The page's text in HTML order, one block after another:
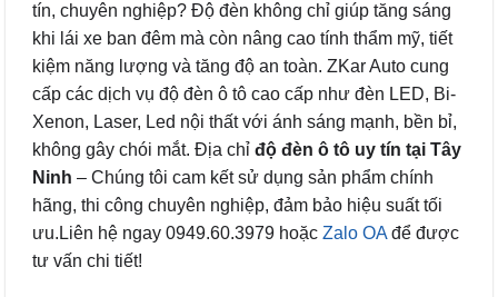
tín, chuyên nghiệp? Độ đèn không chỉ giúp tăng sáng
khi lái xe ban đêm mà còn nâng cao tính thẩm mỹ, tiết
kiệm năng lượng và tăng độ an toàn. ZKar Auto cung
cấp các dịch vụ độ đèn ô tô cao cấp như đèn LED, Bi-
Xenon, Laser, Led nội thất với ánh sáng mạnh, bền bỉ,
không gây chói mắt. Địa chỉ độ đèn ô tô uy tín tại Tây
Ninh – Chúng tôi cam kết sử dụng sản phẩm chính
hãng, thi công chuyên nghiệp, đảm bảo hiệu suất tối
ưu.Liên hệ ngay 0949.60.3979 hoặc Zalo OA để được
tư vấn chi tiết!